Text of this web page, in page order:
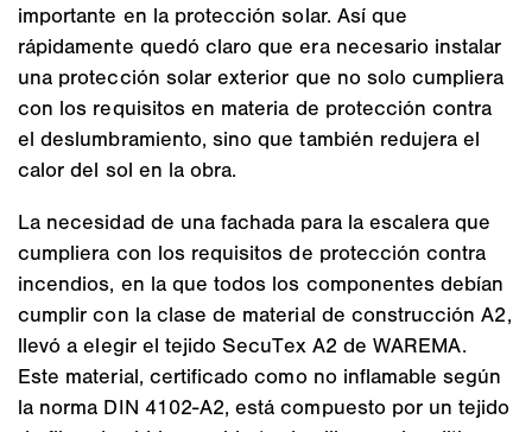
importante en la protección solar. Así que
rápidamente quedó claro que era necesario instalar
una protección solar exterior que no solo cumpliera
con los requisitos en materia de protección contra
el deslumbramiento, sino que también redujera el
calor del sol en la obra.
La necesidad de una fachada para la escalera que
cumpliera con los requisitos de protección contra
incendios, en la que todos los componentes debían
cumplir con la clase de material de construcción A2,
llevó a elegir el tejido SecuTex A2 de WAREMA.
Este material, certificado como no inflamable según
la norma DIN 4102-A2, está compuesto por un tejido